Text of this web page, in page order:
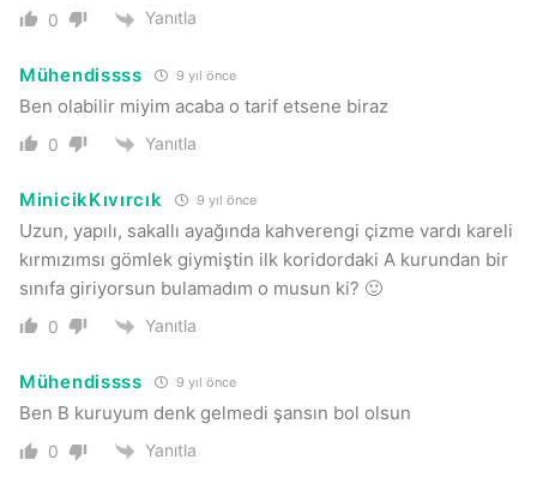
0 Yanıtla
Mühendissss 9 yıl önce
Ben olabilir miyim acaba o tarif etsene biraz
0 Yanıtla
MinicikKıvırcık 9 yıl önce
Uzun, yapılı, sakallı ayağında kahverengi çizme vardı kareli
kırmızımsı gömlek giymiştin ilk koridordaki A kurundan bir
sınıfa giriyorsun bulamadım o musun ki? 🙂
0 Yanıtla
Mühendissss 9 yıl önce
Ben B kuruyum denk gelmedi şansın bol olsun
0 Yanıtla